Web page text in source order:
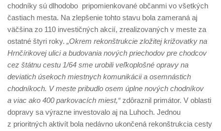
chodníky sú dlhodobo pripomienkované občanmi vo všetkých
častiach mesta. Na zlepšenie tohto stavu bola zameraná aj
väčšina zo 110 investičných akcií, zrealizovaných v meste za
ostatné štyri roky. „Okrem rekonštrukcie zložitej križovatky na
Hrnčírikovej ulici a budovania nových priechodov pre chodcov
cez štátnu cestu 1/64 sme urobili veľkoplošné opravy na
deviatich úsekoch miestnych komunikácii a osemnástich
chodníkoch. V meste pribudlo osem úplne nových chodníkov
a viac ako 400 parkovacích miest,“ zdôraznil primátor. V oblasti
dopravy sa výrazne investovalo aj na Luhoch. Jednou
z prioritných aktivít bola nedávno ukončená rekonštrukcia cesty